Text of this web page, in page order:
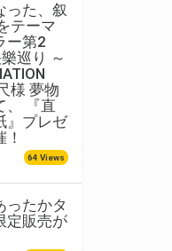
った、叙
テーマ
ー第2
巡り ～
様 夢物
、 『直
』プレゼ
64 Views
ったかタ
定販売が